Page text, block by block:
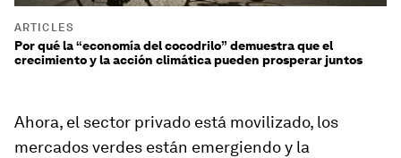
ARTICLES
Por qué la “economía del cocodrilo” demuestra que el
crecimiento y la acción climática pueden prosperar juntos
Ahora, el sector privado está movilizado, los
mercados verdes están emergiendo y la